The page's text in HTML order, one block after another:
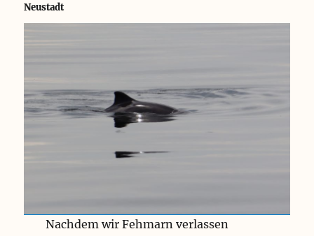
Neustadt
Nachdem wir Fehmarn verlassen